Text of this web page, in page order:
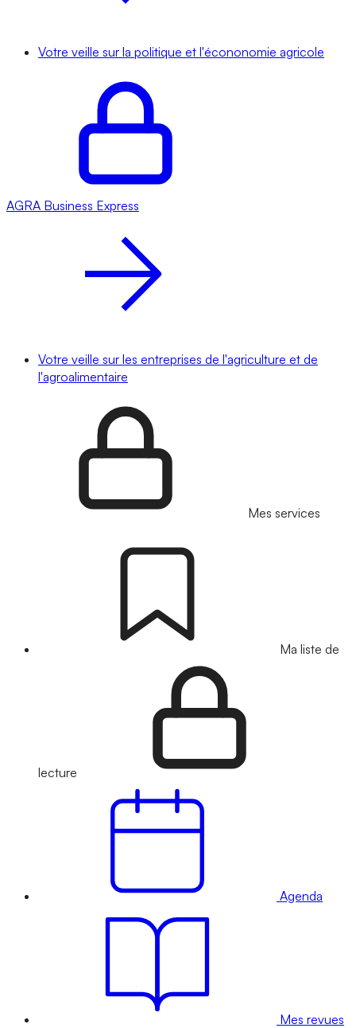
Votre veille sur la politique et l'écononomie agricole
AGRA Business Express
Votre veille sur les entreprises de l'agriculture et de
l'agroalimentaire
Mes services
Ma liste de
lecture
Agenda
Mes revues